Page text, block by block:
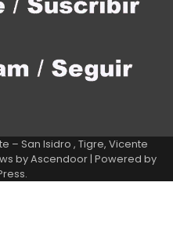
– San Isidro , Tigre, Vicente
byAscendoor| Powered by
.